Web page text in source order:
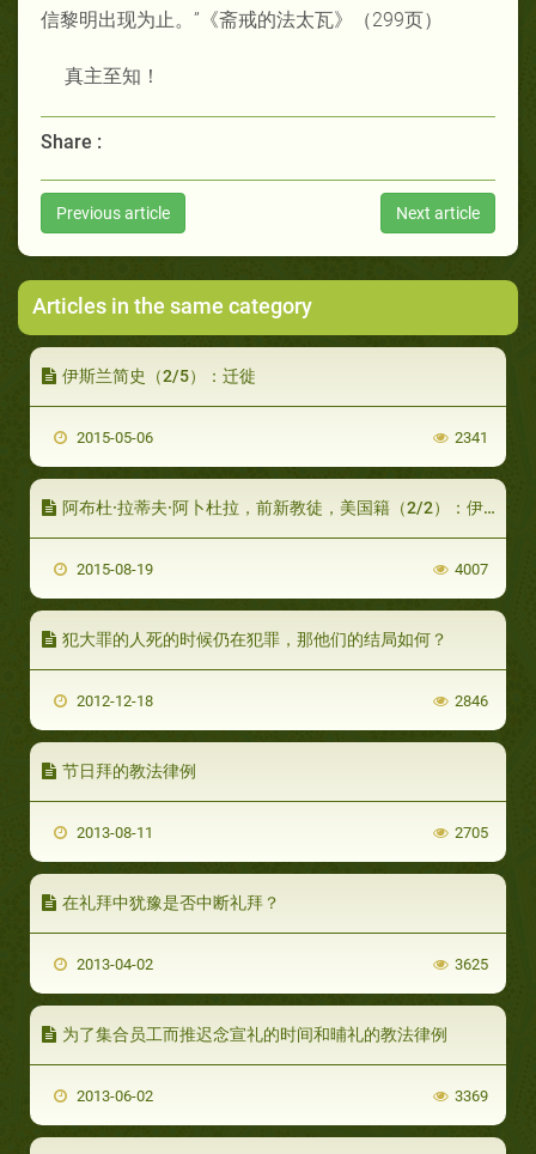
信黎明出现为止。”《斋戒的法太瓦》（299页）
真主至知！
Share :
Previous article Next article
Articles in the same category
伊斯兰简史（2/5）：迁徙
2015-05-06 2341
阿布杜·拉蒂夫·阿卜杜拉，前新教徒，美国籍（2/2）：伊斯兰改变了我的生活！
2015-08-19 4007
犯大罪的人死的时候仍在犯罪，那他们的结局如何？
2012-12-18 2846
节日拜的教法律例
2013-08-11 2705
在礼拜中犹豫是否中断礼拜？
2013-04-02 3625
为了集合员工而推迟念宣礼的时间和晡礼的教法律例
2013-06-02 3369